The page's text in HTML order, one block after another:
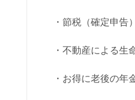
・節税（確定申告
・不動産による生
・お得に老後の年